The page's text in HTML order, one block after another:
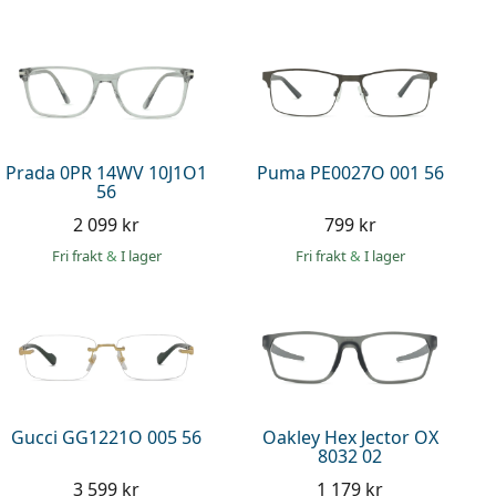
Prada 0PR 14WV 10J1O1
56
2 099 kr
Fri frakt& I lager
Puma PE0027O 001 56
799 kr
Fri frakt& I lager
Gucci GG1221O 005 56
3 599 kr
Oakley Hex Jector OX
8032 02
1 179 kr